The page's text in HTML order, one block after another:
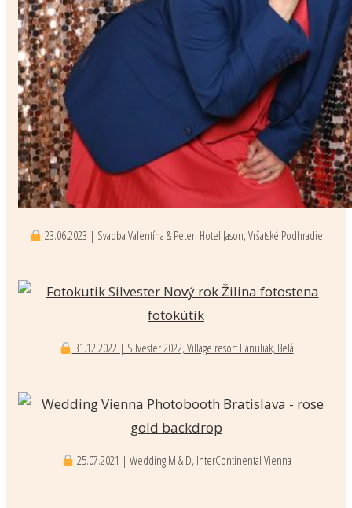
23.06.2023 | Svadba Valentína & Peter, Hotel Jason, Vršatské Podhradie
31.12.2022 | Silvester 2022, Village resort Hanuliak, Belá
25.07.2021 | Wedding M & D, InterContinental Vienna